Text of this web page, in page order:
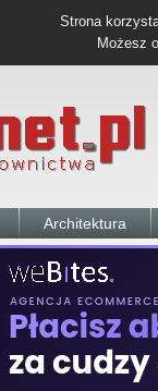
Strona
Możesz
Architektura